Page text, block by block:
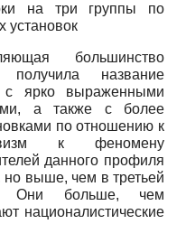
на три группы по
установок
большинство
название
с ярко выраженными
а также с более
по отношению к
к феномену
данного профиля
выше, чем в третьей
Они больше, чем
националистические